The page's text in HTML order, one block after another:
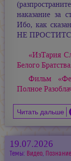
наказание за
Ибо, как
НЕ ПРОСТИТСЯ
«ИзТария
Белого
Фильм
Полное
Читать дальше
19.07.2026
Темы: Видео,